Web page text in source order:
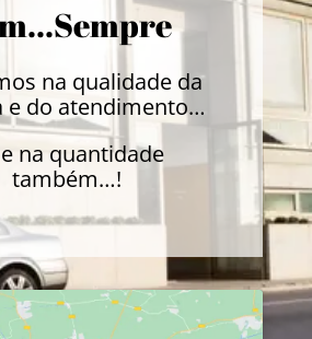
na qualidade da
e do atendimento…
na quantidade
também…!